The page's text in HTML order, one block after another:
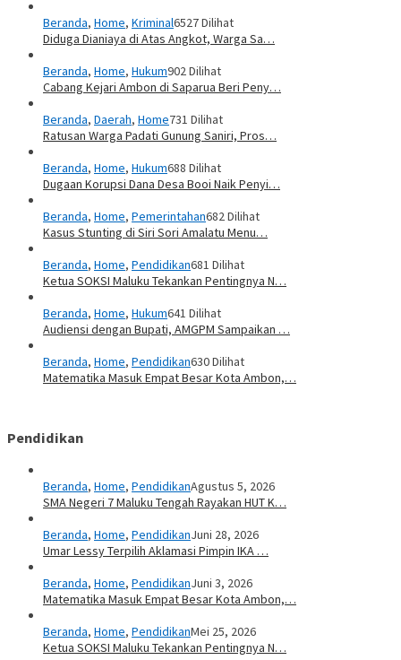
Beranda, Home, Kriminal6527 Dilihat
Diduga Dianiaya di Atas Angkot, Warga Sa…
Beranda, Home, Hukum902 Dilihat
Cabang Kejari Ambon di Saparua Beri Peny…
Beranda, Daerah, Home731 Dilihat
Ratusan Warga Padati Gunung Saniri, Pros…
Beranda, Home, Hukum688 Dilihat
Dugaan Korupsi Dana Desa Booi Naik Penyi…
Beranda, Home, Pemerintahan682 Dilihat
Kasus Stunting di Siri Sori Amalatu Menu…
Beranda, Home, Pendidikan681 Dilihat
Ketua SOKSI Maluku Tekankan Pentingnya N…
Beranda, Home, Hukum641 Dilihat
Audiensi dengan Bupati, AMGPM Sampaikan …
Beranda, Home, Pendidikan630 Dilihat
Matematika Masuk Empat Besar Kota Ambon,…
Pendidikan
Beranda, Home, PendidikanAgustus 5, 2026
SMA Negeri 7 Maluku Tengah Rayakan HUT K…
Beranda, Home, PendidikanJuni 28, 2026
Umar Lessy Terpilih Aklamasi Pimpin IKA …
Beranda, Home, PendidikanJuni 3, 2026
Matematika Masuk Empat Besar Kota Ambon,…
Beranda, Home, PendidikanMei 25, 2026
Ketua SOKSI Maluku Tekankan Pentingnya N…